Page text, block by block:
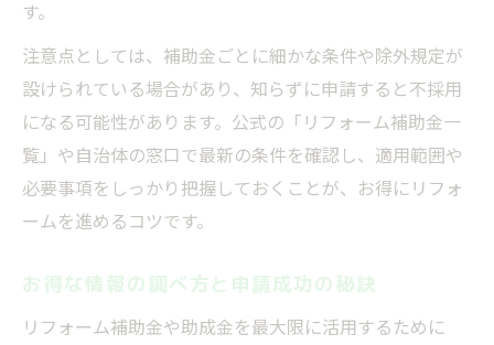
す。
注意点としては、補助金ごとに細かな条件や除外規定が
設けられている場合があり、知らずに申請すると不採用
になる可能性があります。公式の「リフォーム補助金一
覧」や自治体の窓口で最新の条件を確認し、適用範囲や
必要事項をしっかり把握しておくことが、お得にリフォ
ームを進めるコツです。
お得な情報の調べ方と申請成功の秘訣
リフォーム補助金や助成金を最大限に活用するために